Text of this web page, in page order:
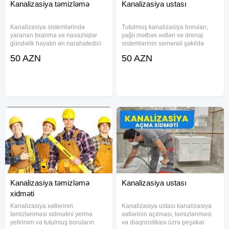
Kanalizasiya təmizləmə
Kanalizasiya sistemlərində
yaranan tıxanma və nasazlıqlar
gündəlik həyatın ən narahatedici
hallar həm ev şəraitində, həm də
50 AZN
Kanalizasiya ustası
Tutulmuş kanalizasiya boruları,
yağlı mətbəx xətləri və drenaj
sistemlərinin səmərəli şəkildə
texnologiyalara əsaslanan
50 AZN
Kanalizasiya təmizləmə
xidməti
Kanalizasiya xətlərinin
təmizlənməsi xidmətini yerinə
yetirirəm və tutulmuş boruların
Kanalizasiya ustası
Kanalizasiya ustası kanalizasiya
xətlərinin açılması, təmizlənməsi
və diaqnostikası üzrə peşəkar